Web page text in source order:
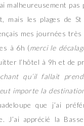
malheureusement pas
mais les plages de
mes journées
à 6h (merci le
l’hôtel à 9h et de
qu’il fallait
importe la
que j’ai
J’ai apprécié la